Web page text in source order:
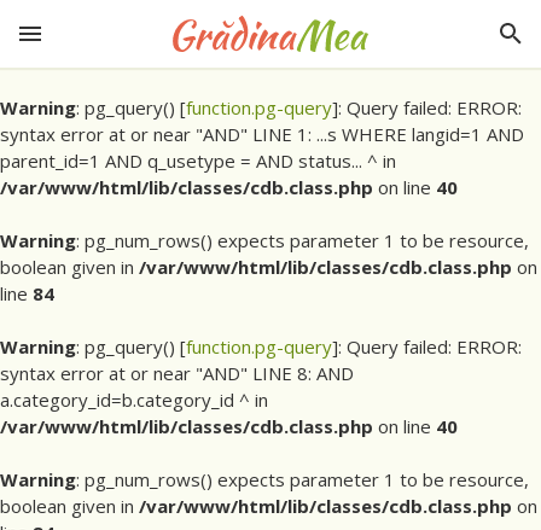
Warning: pg_query() [function.pg-query]: Query failed: ERROR:
syntax error at or near "AND" LINE 1: ...s WHERE langid=1 AND
parent_id=1 AND q_usetype = AND status... ^ in
/var/www/html/lib/classes/cdb.class.php on line 40
Warning: pg_num_rows() expects parameter 1 to be resource,
boolean given in /var/www/html/lib/classes/cdb.class.php on
line 84
Warning: pg_query() [function.pg-query]: Query failed: ERROR:
syntax error at or near "AND" LINE 8: AND
a.category_id=b.category_id ^ in
/var/www/html/lib/classes/cdb.class.php on line 40
Warning: pg_num_rows() expects parameter 1 to be resource,
boolean given in /var/www/html/lib/classes/cdb.class.php on